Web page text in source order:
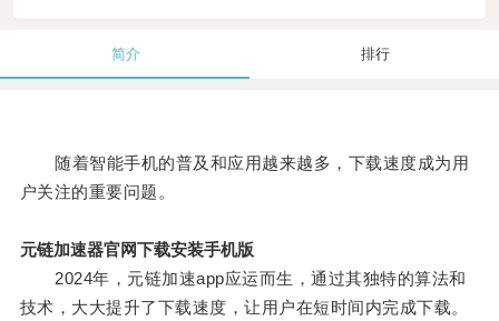
简介 排行
随着智能手机的普及和应用越来越多，下载速度成为用
户关注的重要问题。
元链加速器官网下载安装手机版
2024年，元链加速app应运而生，通过其独特的算法和
技术，大大提升了下载速度，让用户在短时间内完成下载。